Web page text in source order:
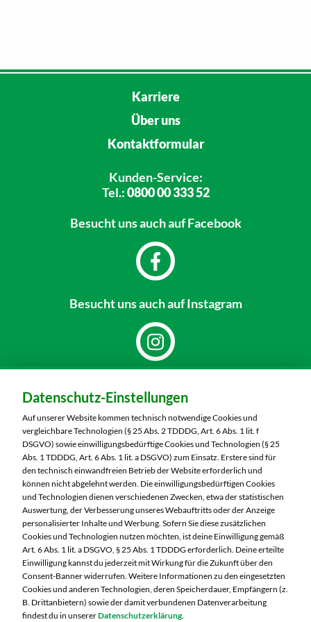
Karriere
Über uns
Kontaktformular
Kunden-Service:
Tel.:0800 00 333 52
Besucht unsauch auf Facebook
Besucht unsauch auf Instagram
MARKTKAUF Schweinfurt
Carl-Benz-Straße 7
97424 Schweinfurt
Telefon:09721 77040
Markt ändern
Öffnungszeiten diese Woche:
Mo:
07:00 – 20:00 Uhr
Di:
07:00 – 20:00 Uhr
Mi:
07:00 – 20:00 Uhr
Do:
07:00 – 20:00 Uhr
Fr:
07:00 – 20:00 Uhr
Datenschutz-Einstellungen
Auf unserer Website kommen technisch notwendige Cookies und
vergleichbare Technologien (§ 25 Abs. 2 TDDDG, Art. 6 Abs. 1 lit. f
DSGVO) sowie einwilligungsbedürftige Cookies und Technologien (§ 25
Abs. 1 TDDDG, Art. 6 Abs. 1 lit. a DSGVO) zum Einsatz. Erstere sind für
den technisch einwandfreien Betrieb der Website erforderlich und
können nicht abgelehnt werden. Die einwilligungsbedürftigen Cookies
und Technologien dienen verschiedenen Zwecken, etwa der statistischen
Auswertung, der Verbesserung unseres Webauftritts oder der Anzeige
personalisierter Inhalte und Werbung. Sofern Sie diese zusätzlichen
Cookies und Technologien nutzen möchten, ist deine Einwilligung gemäß
Art. 6 Abs. 1 lit. a DSGVO, § 25 Abs. 1 TDDDG erforderlich. Deine erteilte
Einwilligung kannst du jederzeit mit Wirkung für die Zukunft über den
Consent-Banner widerrufen. Weitere Informationen zu den eingesetzten
Cookies und anderen Technologien, deren Speicherdauer, Empfängern (z.
B. Drittanbietern) sowie der damit verbundenen Datenverarbeitung
findest du in unsererDatenschutzerklärung.